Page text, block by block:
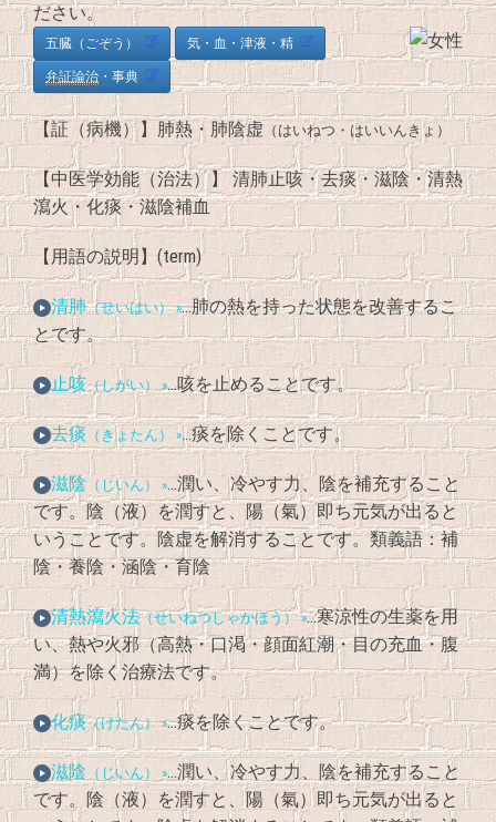
ださい。
五臓（ごぞう） 気・血・津液・精
弁証論治 ・事典
【証（病機）】肺熱・肺陰虚 （はいねつ・はいいんきょ）
【中医学効能（治法）】 清肺止咳・去痰・滋陰・清熱
瀉火・化痰・滋陰補血
【用語の説明】(term)
清肺（せいはい） »…肺の熱を持った状態を改善するこ
とです。
止咳（しがい） »…咳を止めることです。
去痰 （きょたん） »…痰を除くことです。
滋陰 （じいん） »…潤い、冷やす力、陰を補充すること
です。陰（液）を潤すと、陽（氣）即ち元気が出ると
いうことです。陰虚を解消することです。類義語：補
陰・養陰・涵陰・育陰
清熱瀉火法（せいねつしゃかほう） »…寒涼性の生薬を用
い、熱や火邪（高熱・口渇・顔面紅潮・目の充血・腹
満）を除く治療法です。
化痰（けたん） »…痰を除くことです。
滋陰 （じいん） »…潤い、冷やす力、陰を補充すること
です。陰（液）を潤すと、陽（氣）即ち元気が出ると